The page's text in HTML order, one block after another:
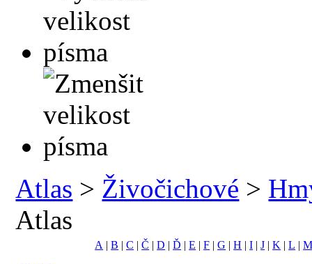
Atlas > Živočichové >
Atlas
A |B |C |Č |D |Ď |E |F |G |H |I |J |K |L |